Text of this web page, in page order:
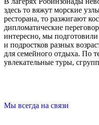
здесь то вяжут морские
ресторана, то разжигают
дипломатические
интересно, мы
и подростков разных
для семейного отдыха. По
увлекательные туры,
Мы всегда на связи